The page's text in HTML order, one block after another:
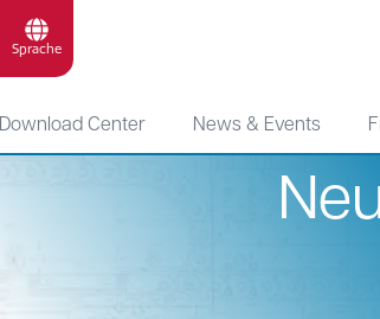
Sprache
Download Center News & Events